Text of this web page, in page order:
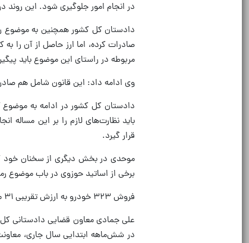
در انجام امور جلوگیری شود. این
دادستان کل کشور همچنین به موضوع
صادرات کرده، اما ارز حاصل از آن را
مربوطه در راستای این موضوع باید
وی ادامه داد: این قانون شامل هم
دادستان کل کشور در ادامه به
باید نظارت‌های لازم را بر این مساله
قرار گیرد.
موحدی در بخش دیگری از سخنان خود
برخی از اساتید حوزوی در باب موضوع
فروش ۳۲۳ خودرو به ارزش تقریبی ۳۱ میلیارد تومان در کمیسیون مزایده فروش ستاد مبارزه با مواد مخدر
علی جمادی معاون قضایی دادستانی کل